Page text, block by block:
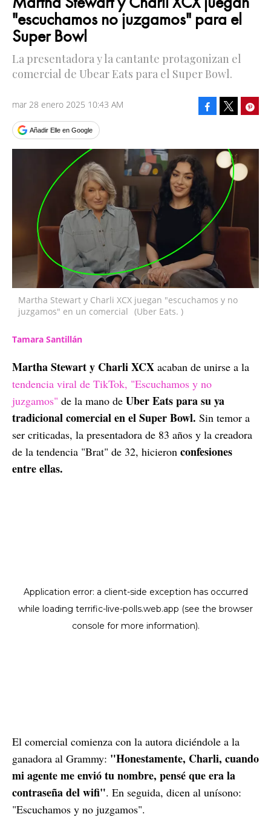
"escuchamos no juzgamos" para el
Super Bowl
La presentadora y la cantante protagonizan el
comercial de Ubear Eats para el Super Bowl.
mar 28 enero 2025 10:43 AM
Añadir Elle en Google
Facebook
Martha Stewart y Charli XCX juegan "escuchamos y no
juzgamos" en un comercial (Uber Eats. )
Tamara Santillán
Martha Stewart y Charli XCX acaban de unirse a la
tendencia viral de TikTok, "Escuchamos y no
juzgamos" de la mano de Uber Eats para su ya
tradicional comercial en el Super Bowl. Sin temor a
ser criticadas, la presentadora de 83 años y la creadora
de la tendencia "Brat" de 32, hicieron confesiones
entre ellas.
El comercial comienza con la autora diciéndole a la
ganadora al Grammy: "Honestamente, Charli, cuando
mi agente me envió tu nombre, pensé que era la
contraseña del wifi". En seguida, dicen al unísono:
"Escuchamos y no juzgamos".